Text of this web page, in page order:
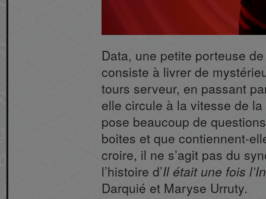
Data, une petite porteuse
consiste à livrer de
tours serveur, en passant
elle circule à la vitesse de
pose beaucoup de
boites et que contiennent-
croire, il ne s’agit pas du
l’histoire d’Il était une fois
Darquié et Maryse Urruty.